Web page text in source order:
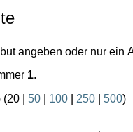
angeben oder nur ein
1.
(20 50 100 250 500)